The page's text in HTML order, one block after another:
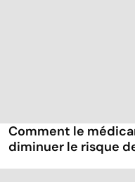
Comment le
diminuer le risque